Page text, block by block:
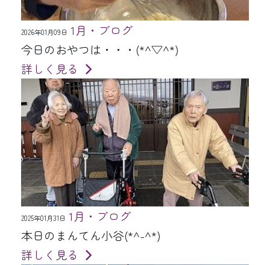
2026年01月09日 1月・ブログ
今日のおやつは・・・(*^▽^*)
詳しく見る
2025年01月31日 1月・ブログ
本日のまんてん小谷(*^-^*)
詳しく見る